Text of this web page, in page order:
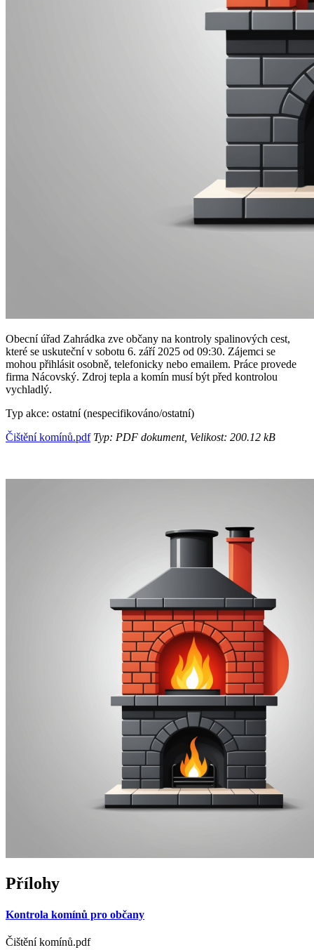
Obecní úřad Zahrádka zve občany na kontroly spalinových cest,
které se uskuteční v sobotu 6. září 2025 od 09:30. Zájemci se
mohou přihlásit osobně, telefonicky nebo emailem. Práce provede
firma Nácovský. Zdroj tepla a komín musí být před kontrolou
vychladlý.
Typ akce: ostatní (nespecifikováno/ostatní)
Čištění komínů.pdfTyp: PDF dokument, Velikost: 200.12 kB
Přílohy
Kontrola komínů pro občany
Čištění komínů.pdf